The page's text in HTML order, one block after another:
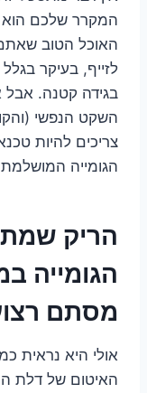
המקרר שלכם הוא
האוכל הטוב
לזייף, בעיקר
בגידה קטנה. אבל
השקט הנפשי
צריכים להיות
הגומייה
הריק
הגומייה
מסתם
אולי היא נראית
האיטום של דלת